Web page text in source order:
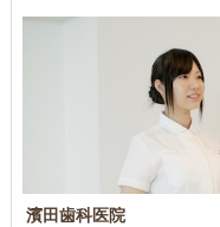
濱田歯科医院